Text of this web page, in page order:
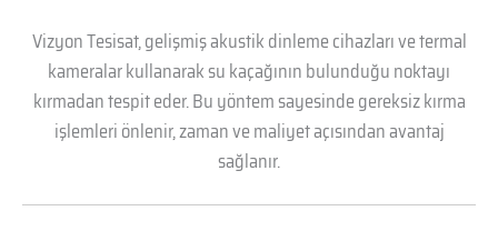
Vizyon Tesisat, gelişmiş akustik dinleme cihazları ve termal
kameralar kullanarak su kaçağının bulunduğu noktayı
kırmadan tespit eder. Bu yöntem sayesinde gereksiz kırma
işlemleri önlenir, zaman ve maliyet açısından avantaj
sağlanır.